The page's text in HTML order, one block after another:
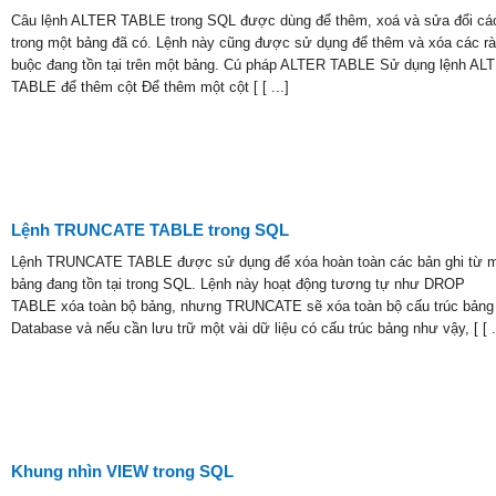
Câu lệnh ALTER TABLE trong SQL được dùng để thêm, xoá và sửa đổi
trong một bảng đã có. Lệnh này cũng được sử dụng để thêm và xóa các
buộc đang tồn tại trên một bảng. Cú pháp ALTER TABLE Sử dụng lệnh
TABLE để thêm cột Để thêm một cột [ [ ...]
Lệnh TRUNCATE TABLE trong SQL
Lệnh TRUNCATE TABLE được sử dụng để xóa hoàn toàn các bản ghi từ
bảng đang tồn tại trong SQL. Lệnh này hoạt động tương tự như DROP
TABLE xóa toàn bộ bảng, nhưng TRUNCATE sẽ xóa toàn bộ cấu trúc
Database và nếu cần lưu trữ một vài dữ liệu có cấu trúc bảng như vậy, [ [
Khung nhìn VIEW trong SQL